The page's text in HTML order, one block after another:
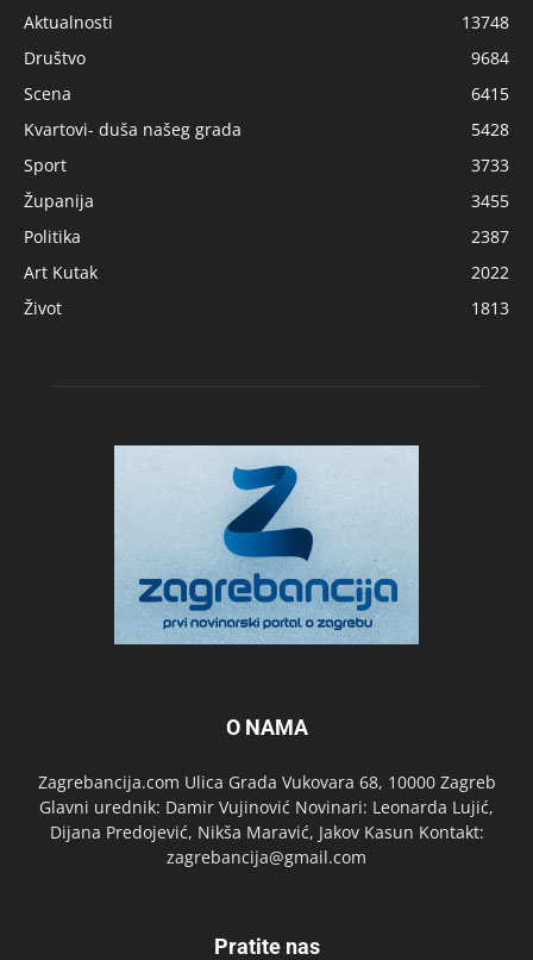
Aktualnosti
13748
Društvo
9684
Scena
6415
Kvartovi- duša našeg grada
5428
Sport
3733
Županija
3455
Politika
2387
Art Kutak
2022
Život
1813
O NAMA
Zagrebancija.com Ulica Grada Vukovara 68, 10000 Zagreb
Glavni urednik: Damir Vujinović Novinari: Leonarda Lujić,
Dijana Predojević, Nikša Maravić, Jakov Kasun Kontakt:
zagrebancija@gmail.com
Pratite nas